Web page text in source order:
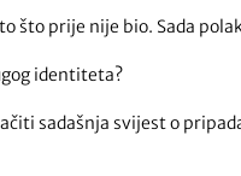
što prije nije bio. Sada
identiteta?
sadašnja svijest o